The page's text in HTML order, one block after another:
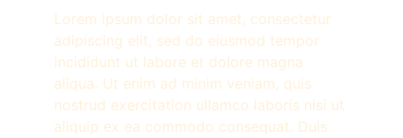
Lorem ipsum dolor sit amet, consectetur
adipiscing elit, sed do eiusmod tempor
incididunt ut labore et dolore magna
aliqua. Ut enim ad minim veniam, quis
nostrud exercitation ullamco laboris nisi ut
aliquip ex ea commodo consequat. Duis